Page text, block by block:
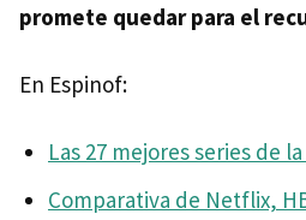
promete quedar para el
En Espinof:
Las 27 mejores series de
Comparativa de Netflix,